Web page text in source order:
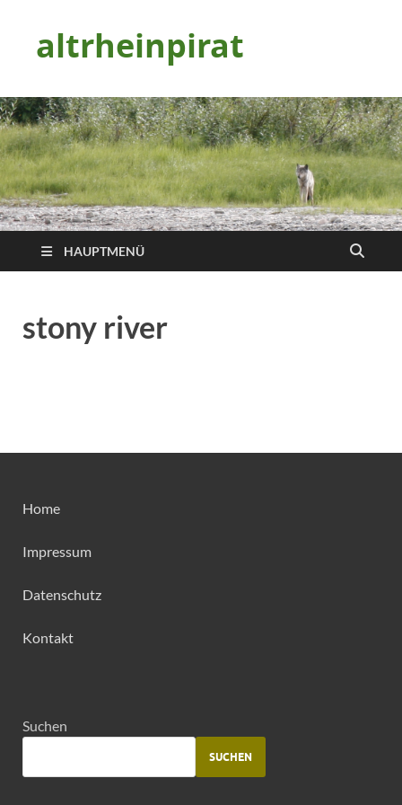
altrheinpirat
HAUPTMENÜ
stony river
Home
Impressum
Datenschutz
Kontakt
Suchen
SUCHEN